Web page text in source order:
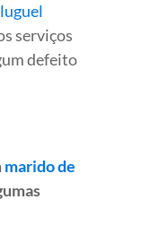
serviços
defeito
marido de